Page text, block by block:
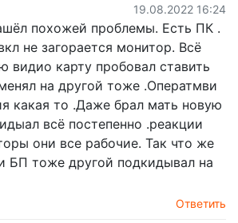
19.08.2022 16:24
похожей проблемы. Есть ПК .
не загорается монитор. Всё
видио карту пробовал ставить
на другой тоже .Оператмви
какая то .Даже брал мать новую
всё постепенно .реакции
они все рабочие. Так что же
БП тоже другой подкидывал на
Ответить